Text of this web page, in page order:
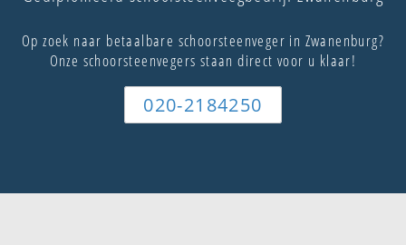
Op zoek naar betaalbare schoorsteenveger in Zwanenburg?
Onze schoorsteenvegers staan direct voor u klaar!
020-2184250